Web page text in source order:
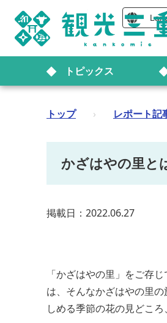
トピックス
トップ › レポート記
かざはやの里と
掲載日：2022.06.27
「かざはやの里」をご存
は、そんなかざはやの里
しめる季節の花の見どこ